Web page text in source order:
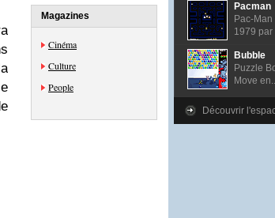
Magazines
Cinéma
Culture
People
Pacman
Pac-
1979 par
Bubble
Puzzle
Move
Découvrir